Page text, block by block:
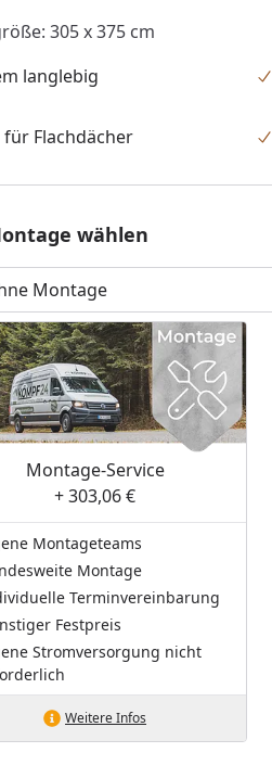
hinzufügen
305 x 375 cm
langlebig
für Flachdächer
wählen
Montage
Montage-Service
+ 303,06 €
Montageteams
Montage
Terminvereinbarung
Festpreis
Stromversorgung nicht
Weitere Infos